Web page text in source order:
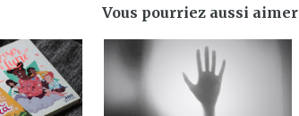
Vous pourriez aussi aimer